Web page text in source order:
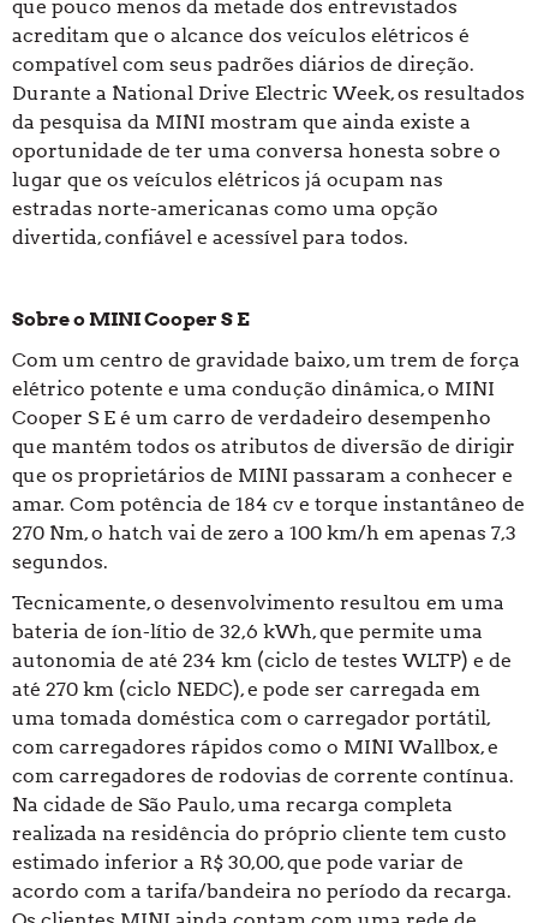
que pouco menos da metade dos entrevistados
acreditam que o alcance dos veículos elétricos é
compatível com seus padrões diários de direção.
Durante a National Drive Electric Week, os resultados
da pesquisa da MINI mostram que ainda existe a
oportunidade de ter uma conversa honesta sobre o
lugar que os veículos elétricos já ocupam nas
estradas norte-americanas como uma opção
divertida, confiável e acessível para todos.
Sobre o MINI Cooper S E
Com um centro de gravidade baixo, um trem de força
elétrico potente e uma condução dinâmica, o MINI
Cooper S E é um carro de verdadeiro desempenho
que mantém todos os atributos de diversão de dirigir
que os proprietários de MINI passaram a conhecer e
amar. Com potência de 184 cv e torque instantâneo de
270 Nm, o hatch vai de zero a 100 km/h em apenas 7,3
segundos.
Tecnicamente, o desenvolvimento resultou em uma
bateria de íon-lítio de 32,6 kWh, que permite uma
autonomia de até 234 km (ciclo de testes WLTP) e de
até 270 km (ciclo NEDC), e pode ser carregada em
uma tomada doméstica com o carregador portátil,
com carregadores rápidos como o MINI Wallbox, e
com carregadores de rodovias de corrente contínua.
Na cidade de São Paulo, uma recarga completa
realizada na residência do próprio cliente tem custo
estimado inferior a R$ 30,00, que pode variar de
acordo com a tarifa/bandeira no período da recarga.